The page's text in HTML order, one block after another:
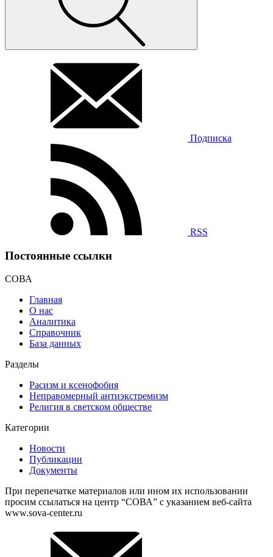
Подписка
RSS
Постоянные ссылки
СОВА
Главная
О нас
Аналитика
Справочник
База данных
Разделы
Расизм и ксенофобия
Неправомерный антиэкстремизм
Религия в светском обществе
Категории
Новости
Публикации
Документы
При перепечатке материалов или ином их использовании
просим ссылаться на центр “СОВА” с указанием веб-сайта
www.sova-center.ru